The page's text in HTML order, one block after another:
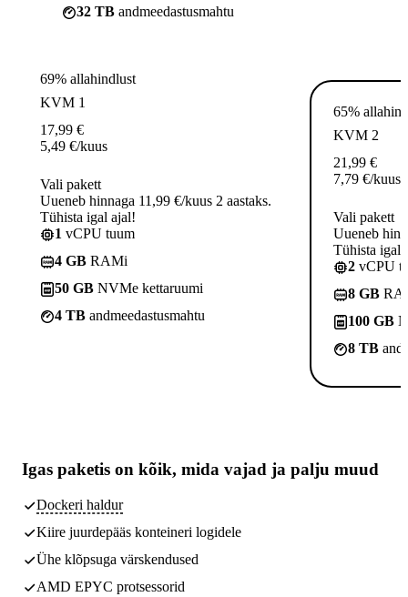
32 TB andmeedastusmahtu
69% allahindlust
KVM 1
17,99 €
5,49 €/kuus
Vali pakett
Uueneb hinnaga 11,99 €/kuus 2 aastaks.
Tühista igal ajal!
1 vCPU tuum
4 GB RAMi
50 GB NVMe kettaruumi
4 TB andmeedastusmahtu
65%
KVM 2
21,99 €
7,79 €/kuus
Vali pakett
Uueneb
Tühista igal
2 vCPU
8 GB
100 GB
8 TB
Igas paketis on kõik, mida vajad ja palju muud
Dockeri haldur
Kiire juurdepääs konteineri logidele
Ühe klõpsuga värskendused
AMD EPYC protsessorid